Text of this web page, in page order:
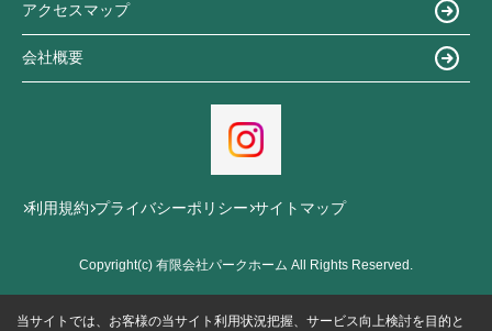
アクセスマップ
会社概要
利用規約 プライバシーポリシー サイトマップ
Copyright(c) 有限会社パークホーム All Rights Reserved.
当サイトでは、お客様の当サイト利用状況把握、サービス向上検討を目的と